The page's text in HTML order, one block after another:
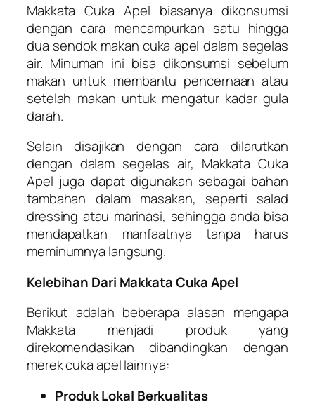
Makkata Cuka Apel biasanya dikonsumsi
dengan cara mencampurkan satu hingga
dua sendok makan cuka apel dalam segelas
air. Minuman ini bisa dikonsumsi sebelum
makan untuk membantu pencernaan atau
setelah makan untuk mengatur kadar gula
darah.
Selain disajikan dengan cara dilarutkan
dengan dalam segelas air, Makkata Cuka
Apel juga dapat digunakan sebagai bahan
tambahan dalam masakan, seperti salad
dressing atau marinasi, sehingga anda bisa
mendapatkan manfaatnya tanpa harus
meminumnya langsung.
Kelebihan Dari Makkata Cuka Apel
Berikut adalah beberapa alasan mengapa
Makkata menjadi produk yang
direkomendasikan dibandingkan dengan
merek cuka apel lainnya:
Produk Lokal Berkualitas